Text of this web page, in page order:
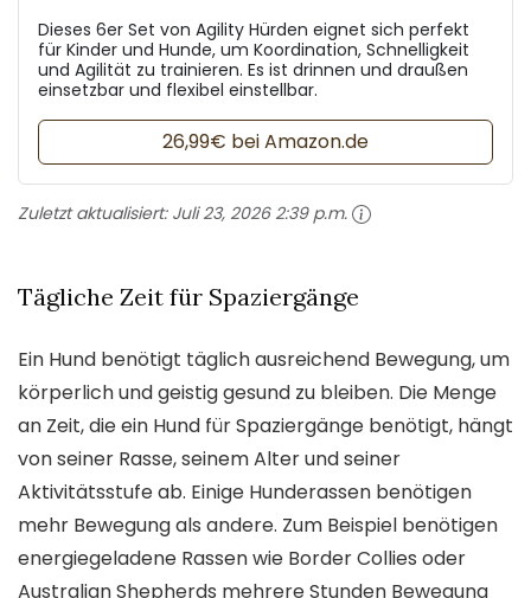
Dieses 6er Set von Agility Hürden eignet sich perfekt
für Kinder und Hunde, um Koordination, Schnelligkeit
und Agilität zu trainieren. Es ist drinnen und draußen
einsetzbar und flexibel einstellbar.
26,99€ bei Amazon.de
Zuletzt aktualisiert: Juli 23, 2026 2:39 p.m.
Tägliche Zeit für Spaziergänge
Ein Hund benötigt täglich ausreichend Bewegung, um
körperlich und geistig gesund zu bleiben. Die Menge
an Zeit, die ein Hund für Spaziergänge benötigt, hängt
von seiner Rasse, seinem Alter und seiner
Aktivitätsstufe ab. Einige Hunderassen benötigen
mehr Bewegung als andere. Zum Beispiel benötigen
energiegeladene Rassen wie Border Collies oder
Australian Shepherds mehrere Stunden Bewegung